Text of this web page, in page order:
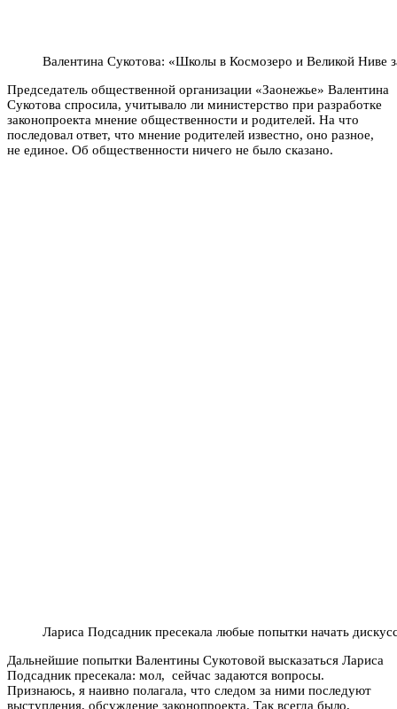
Валентина Сукотова: «Школы в Космозеро и Великой
Председатель общественной организации «Заонежье» Валентина
Сукотова спросила, учитывало ли министерство при разработке
законопроекта мнение общественности и родителей. На что
последовал ответ, что мнение родителей известно, оно разное,
не единое. Об общественности ничего не было сказано.
Лариса Подсадник пресекала любые попытки начать
Дальнейшие попытки Валентины Сукотовой высказаться Лариса
Подсадник пресекала: мол, сейчас задаются вопросы.
Признаюсь, я наивно полагала, что следом за ними последуют
выступления, обсуждение законопроекта. Так всегда было,